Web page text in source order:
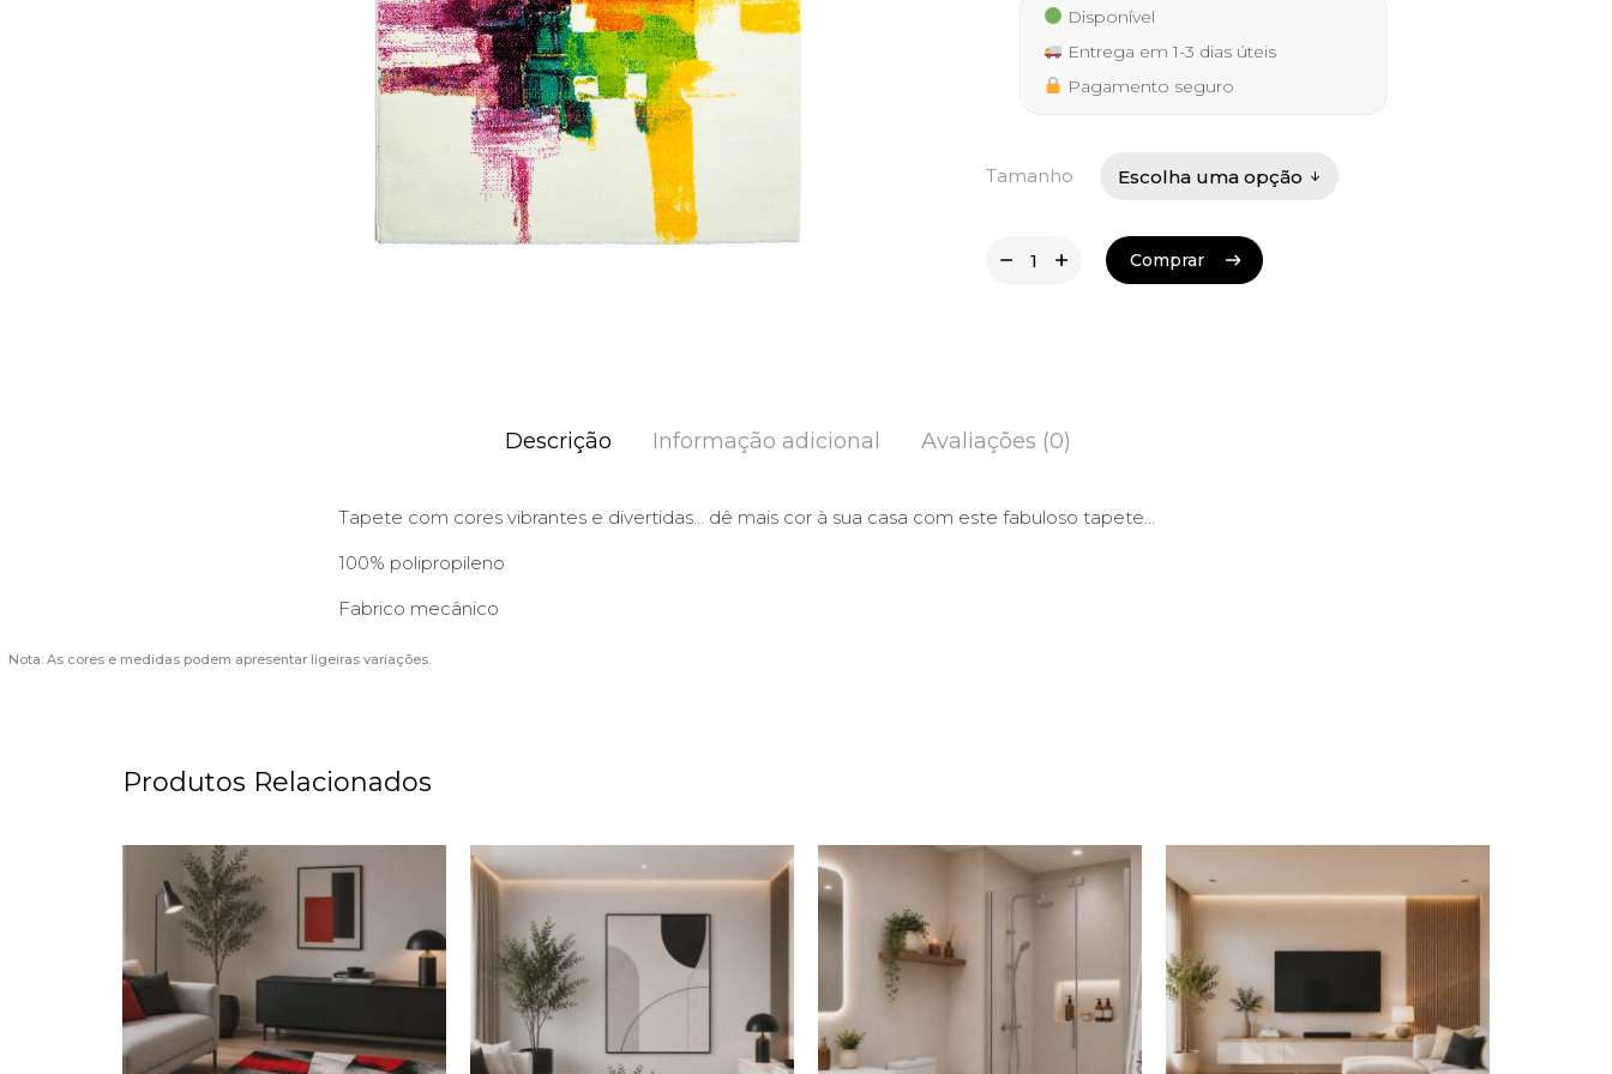
through
156,50 €
Disponível
Entrega em 1-3 dias úteis
Pagamento seguro
Tamanho
Comprar
Comprar
Descrição Informação adicional Avaliações (0)
Tapete com cores vibrantes e divertidas… dê mais cor à sua casa com este fabuloso tapete…
100% polipropileno
Fabrico mecânico
Nota: As cores e medidas podem apresentar ligeiras variações.
Produtos Relacionados